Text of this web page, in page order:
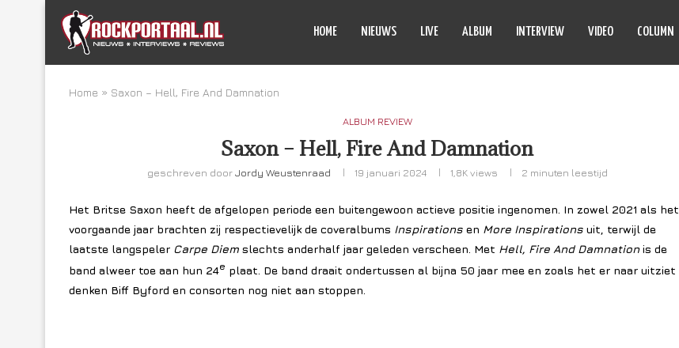
HOME NIEUWS LIVE ALBUM INTERVIEW VIDEO COLUMN
Home » Saxon – Hell, Fire And Damnation
ALBUM REVIEW
Saxon – Hell, Fire And Damnation
geschreven doorJordy Weustenraad 19 januari 2024 1,8K views 2 minuten leestijd
Het Britse Saxon heeft de afgelopen periode een buitengewoon actieve positie ingenomen. In zowel 2021 als het
voorgaande jaar brachten zij respectievelijk de coveralbums Inspirations en More Inspirations uit, terwijl de
laatste langspeler Carpe Diem slechts anderhalf jaar geleden verscheen. Met Hell, Fire And Damnationis de
band alweer toe aan hun 24e plaat. De band draait ondertussen al bijna 50 jaar mee en zoals het er naar uitziet
denken Biff Byford en consorten nog niet aan stoppen.